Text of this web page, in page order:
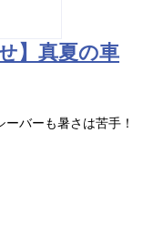
】真夏の車
バーも暑さは苦手！